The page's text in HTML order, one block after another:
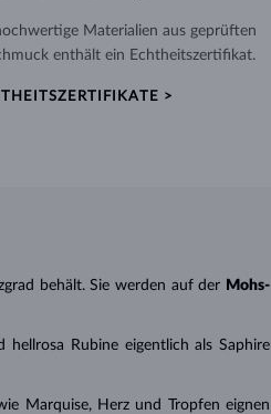
Materialien aus geprüften
enthält ein Echtheitszertifikat.
>
behält. Sie werden auf der Mohs-
hellrosa Rubine eigentlich als Saphire
Marquise, Herz und Tropfen eignen